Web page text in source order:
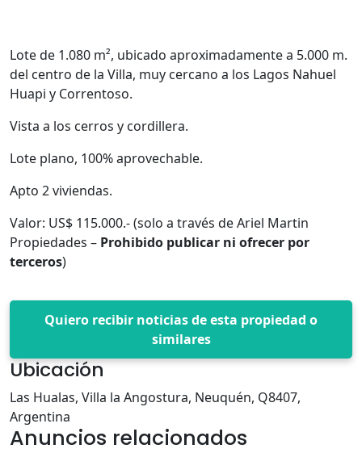
Lote de 1.080 m², ubicado aproximadamente a 5.000 m.
del centro de la Villa, muy cercano a los Lagos Nahuel
Huapi y Correntoso.
Vista a los cerros y cordillera.
Lote plano, 100% aprovechable.
Apto 2 viviendas.
Valor: US$ 115.000.- (solo a través de Ariel Martin
Propiedades – Prohibido publicar ni ofrecer por
terceros)
Quiero recibir noticias de esta propiedad o
similares
Ubicación
Las Hualas, Villa la Angostura, Neuquén, Q8407,
Argentina
Anuncios relacionados